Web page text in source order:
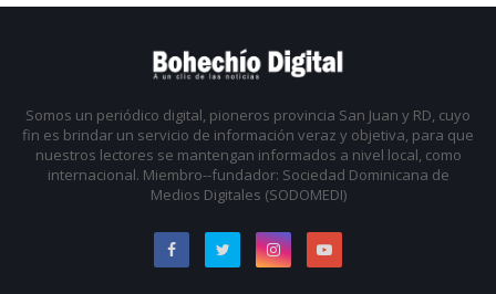
Somos un periódico digital, pioneros provincia San Juan y RD, cuyo
fin es brindar un servicio de información veraz y objetiva, para que
nuestros lectores se mantengan informados a nivel local, como
internacional. Miembro--fundador: Sociedad Dominicana de
Medios Digitales (SODOMEDI)